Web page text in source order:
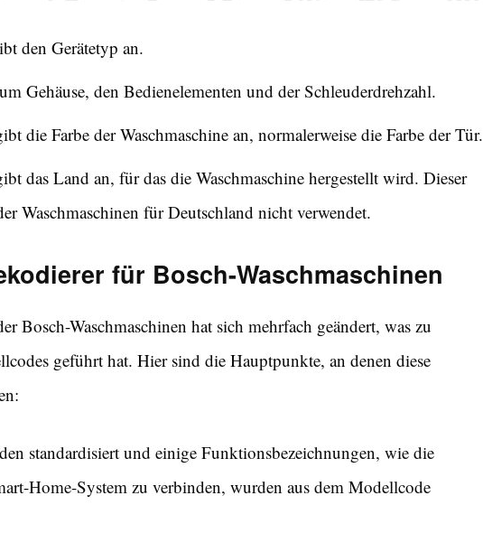
den Gerätetyp an.
Gehäuse, den Bedienelementen und der Schleuderdrehzahl.
die Farbe der Waschmaschine an, normalerweise die Farbe der Tür.
das Land an, für das die Waschmaschine hergestellt wird. Dieser
Waschmaschinen für Deutschland nicht verwendet.
für Bosch-Waschmaschinen
Bosch-Waschmaschinen hat sich mehrfach geändert, was zu
geführt hat. Hier sind die Hauptpunkte, an denen diese
standardisiert und einige Funktionsbezeichnungen, wie die
Home-System zu verbinden, wurden aus dem Modellcode